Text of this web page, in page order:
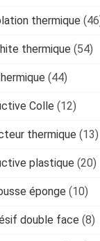
thermique
thermique (54)
(44)
Colle (12)
thermique (13)
plastique (20)
éponge (10)
double face (8)